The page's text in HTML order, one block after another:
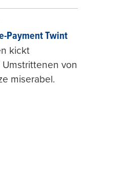
Payment Twint
kickt
Umstrittenen von
miserabel.